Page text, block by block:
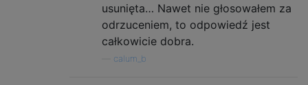
usunięta… Nawet nie głosowałem za
odrzuceniem, to odpowiedź jest
całkowicie dobra.
calum_b